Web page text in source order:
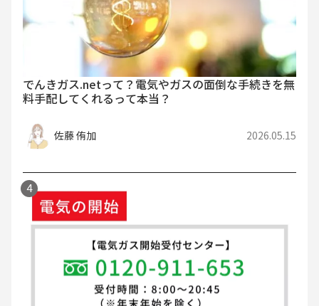
でんきガス.netって？電気やガスの面倒な手続きを無
料手配してくれるって本当？
佐藤 侑加 2026.05.15